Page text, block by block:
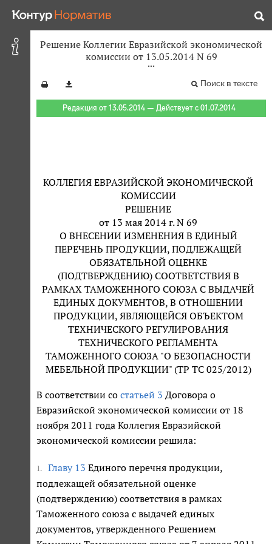
Решение Коллегии Евразийской экономической
комиссии от 13.05.2014 N 69
Поиск в тексте
Редакция от 13.05.2014 — Действует с 01.07.2014
КОЛЛЕГИЯ ЕВРАЗИЙСКОЙ ЭКОНОМИЧЕСКОЙ
КОМИССИИ
РЕШЕНИЕ
от 13 мая 2014 г. N 69
О ВНЕСЕНИИ ИЗМЕНЕНИЯ В ЕДИНЫЙ
ПЕРЕЧЕНЬ ПРОДУКЦИИ, ПОДЛЕЖАЩЕЙ
ОБЯЗАТЕЛЬНОЙ ОЦЕНКЕ
(ПОДТВЕРЖДЕНИЮ) СООТВЕТСТВИЯ В
РАМКАХ ТАМОЖЕННОГО СОЮЗА С ВЫДАЧЕЙ
ЕДИНЫХ ДОКУМЕНТОВ, В ОТНОШЕНИИ
ПРОДУКЦИИ, ЯВЛЯЮЩЕЙСЯ ОБЪЕКТОМ
ТЕХНИЧЕСКОГО РЕГУЛИРОВАНИЯ
ТЕХНИЧЕСКОГО РЕГЛАМЕНТА
ТАМОЖЕННОГО СОЮЗА "О БЕЗОПАСНОСТИ
МЕБЕЛЬНОЙ ПРОДУКЦИИ" (ТР ТС 025/2012)
В соответствии со статьей 3 Договора о
Евразийской экономической комиссии от 18
ноября 2011 года Коллегия Евразийской
экономической комиссии решила:
1. Главу 13 Единого перечня продукции,
подлежащей обязательной оценке
(подтверждению) соответствия в рамках
Таможенного союза с выдачей единых
документов, утвержденного Решением